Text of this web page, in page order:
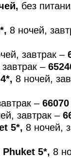
без
8 ночей,
завтрак –
–
8 ночей,
–
завтрак –
5*, 8 ночей,
5*, 8